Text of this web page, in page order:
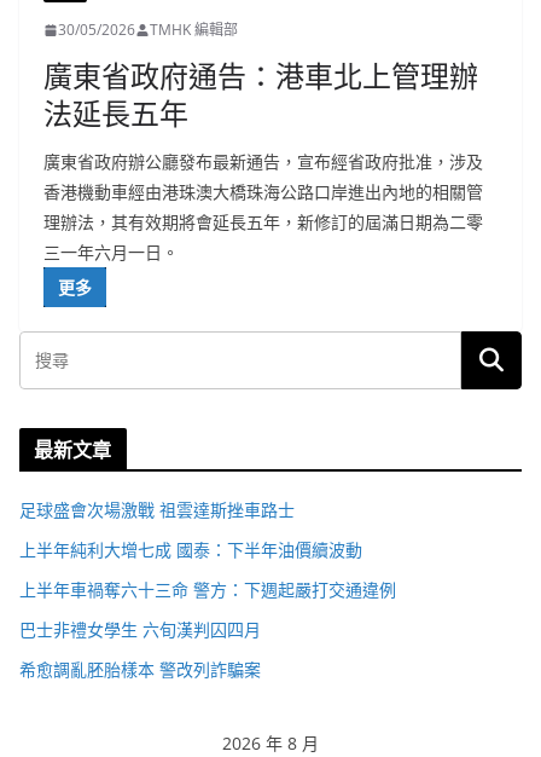
30/05/2026 TMHK 編輯部
廣東省政府通告：港車北上管理辦
法延長五年
廣東省政府辦公廳發布最新通告，宣布經省政府批准，涉及
香港機動車經由港珠澳大橋珠海公路口岸進出內地的相關管
理辦法，其有效期將會延長五年，新修訂的屆滿日期為二零
三一年六月一日。
更多
最新文章
足球盛會次場激戰 祖雲達斯挫車路士
上半年純利大增七成 國泰：下半年油價續波動
上半年車禍奪六十三命 警方：下週起嚴打交通違例
巴士非禮女學生 六旬漢判囚四月
希愈調亂胚胎樣本 警改列詐騙案
2026 年 8 月